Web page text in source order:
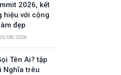
2026, kết
hiệu với cộng
đẹp
08/2026
Tên Ai? tập
Nghĩa trêu